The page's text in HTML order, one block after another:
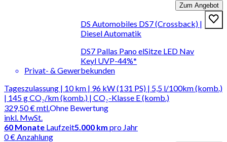
Zum Angebot
DS Automobiles DS7 (Crossback) |
Diesel Automatik
DS7 Pallas Pano elSitze LED Nav
Keyl UVP-44%*
Privat- & Gewerbekunden
Tageszulassung | 10 km | 96 kW (131 PS) | 5,5 l/100km (komb.)
| 145 g CO₂/km (komb.) | CO₂-Klasse E (komb.)
329,50 €mtl.
inkl. MwSt.
Ohne Bewertung
60 Monate Laufzeit5.000 km pro Jahr
0 € Anzahlung